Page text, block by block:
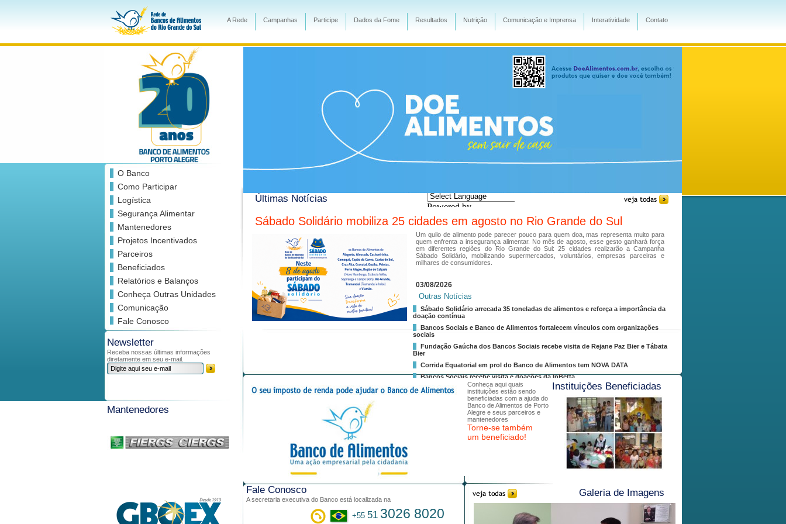
A Rede Campanhas Participe Dados da Fome Resultados Nutrição Comunicação e Imprensa Interatividade Contato
O Banco
Como Participar
Logística
Segurança Alimentar
Mantenedores
Projetos Incentivados
Parceiros
Beneficiados
Relatórios e Balanços
Conheça Outras Unidades
Comunicação
Fale Conosco
Newsletter
Receba nossas últimas informações
diretamente em seu e-mail.
Mantenedores
Últimas Notícias
Powered by
Translate
Sábado Solidário mobiliza 25 cidades em agosto no Rio Grande do Sul
Um quilo de alimento pode parecer pouco para quem doa, mas representa muito para
quem enfrenta a insegurança alimentar. No mês de agosto, esse gesto ganhará força
em diferentes regiões do Rio Grande do Sul: 25 cidades realizarão a Campanha
Sábado Solidário, mobilizando supermercados, voluntários, empresas parceiras e
milhares de consumidores.
03/08/2026
Outras Notícias
Sábado Solidário arrecada 35 toneladas de alimentos e reforça a importância da
doação contínua
Bancos Sociais e Banco de Alimentos fortalecem vínculos com organizações
sociais
Fundação Gaúcha dos Bancos Sociais recebe visita de Rejane Paz Bier e Tábata
Bier
Corrida Equatorial em prol do Banco de Alimentos tem NOVA DATA
Bancos Sociais recebe visita e doações da InBetta
Instituições Beneficiadas
Conheça aqui quais
instituições estão sendo
beneficiadas com a ajuda do
Banco de Alimentos de Porto
Alegre e seus parceiros e
mantenedores
Torne-se também
um beneficiado!
Fale Conosco
A secretaria executiva do Banco está localizada na
+55 51 3026 8020
Galeria de Imagens